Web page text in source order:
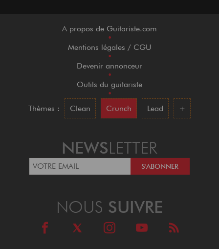
A propos de Guitariste.com
•
Mentions légales / CGU
•
Devenir annonceur
•
Outils du guitariste
•
Thèmes :
Clean Crunch Lead +
NEWSLETTER
NOUS SUIVRE